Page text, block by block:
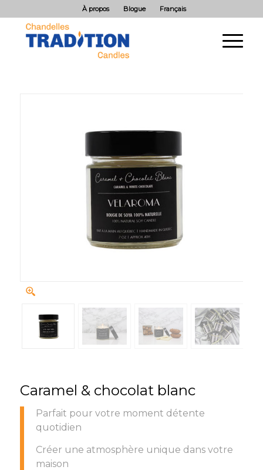
À propos Blogue Français
Caramel & chocolat blanc
Parfait pour votre moment détente
quotidien
Créer une atmosphère unique dans votre
maison